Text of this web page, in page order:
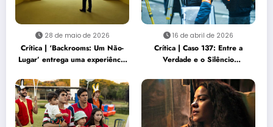
28 de maio de 2026
Crítica | ‘Backrooms: Um Não-
Lugar’ entrega uma experiência
perturbadora
16 de abril de 2026
Crítica | Caso 137: Entre a
Verdade e o Silêncio